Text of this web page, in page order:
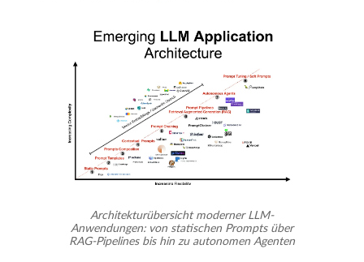
Architekturübersicht moderner LLM-
Anwendungen: von statischen Prompts über
RAG-Pipelines bis hin zu autonomen Agenten